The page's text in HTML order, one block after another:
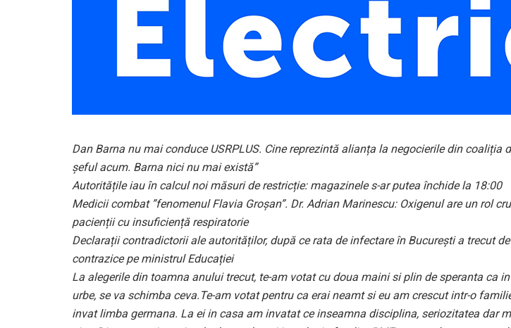
Dan Barna nu mai conduce USRPLUS. Cine reprezintă alianța la negocierile din coaliția
șeful acum. Barna nici nu mai există”
Autoritățile iau în calcul noi măsuri de restricție: magazinele s-ar putea închide la 18:00
Medicii combat ”fenomenul Flavia Groșan”. Dr. Adrian Marinescu: Oxigenul are un rol
pacienții cu insuficiență respiratorie
Declarații contradictorii ale autorităților, după ce rata de infectare în București a trecut
contrazice pe ministrul Educației
La alegerile din toamna anului trecut, te-am votat cu doua maini si plin de speranta ca
urbe, se va schimba ceva.Te-am votat pentru ca erai neamt si eu am crescut intr-o
invat limba germana. La ei in casa am invatat ce inseamna disciplina, seriozitatea dar